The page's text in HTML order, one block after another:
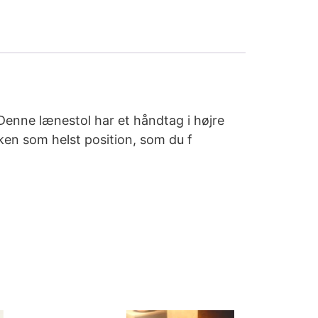
lænestol har et håndtag i højre
som helst position, som du f